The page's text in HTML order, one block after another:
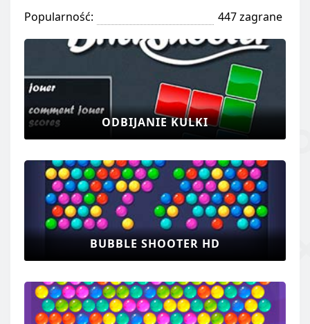
Popularność:
447 zagrane
ODBIJANIE KULKI
BUBBLE SHOOTER HD